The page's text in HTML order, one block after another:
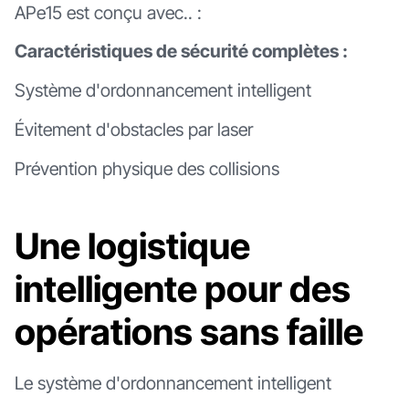
APe15 est conçu avec.. :
Caractéristiques de sécurité complètes :
Système d'ordonnancement intelligent
Évitement d'obstacles par laser
Prévention physique des collisions
Une logistique
intelligente pour des
opérations sans faille
Le système d'ordonnancement intelligent